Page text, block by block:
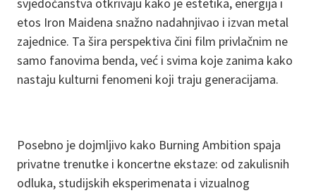
etos Iron Maidena snažno nadahnjivao i izvan metal
zajednice. Ta šira perspektiva čini film privlačnim ne
samo fanovima benda, već i svima koje zanima kako
nastaju kulturni fenomeni koji traju generacijama.
Posebno je dojmljivo kako Burning Ambition spaja
privatne trenutke i koncertne ekstaze: od zakulisnih
odluka, studijskih eksperimenata i vizualnog